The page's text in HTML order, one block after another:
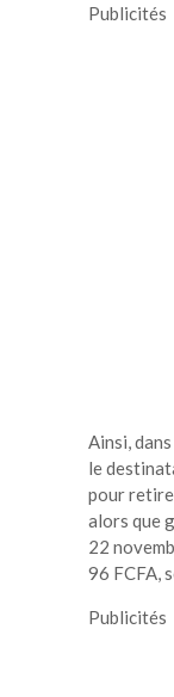
Publicités
Ainsi,
le
pour
alors que
22
96 FCFA,
Publicités